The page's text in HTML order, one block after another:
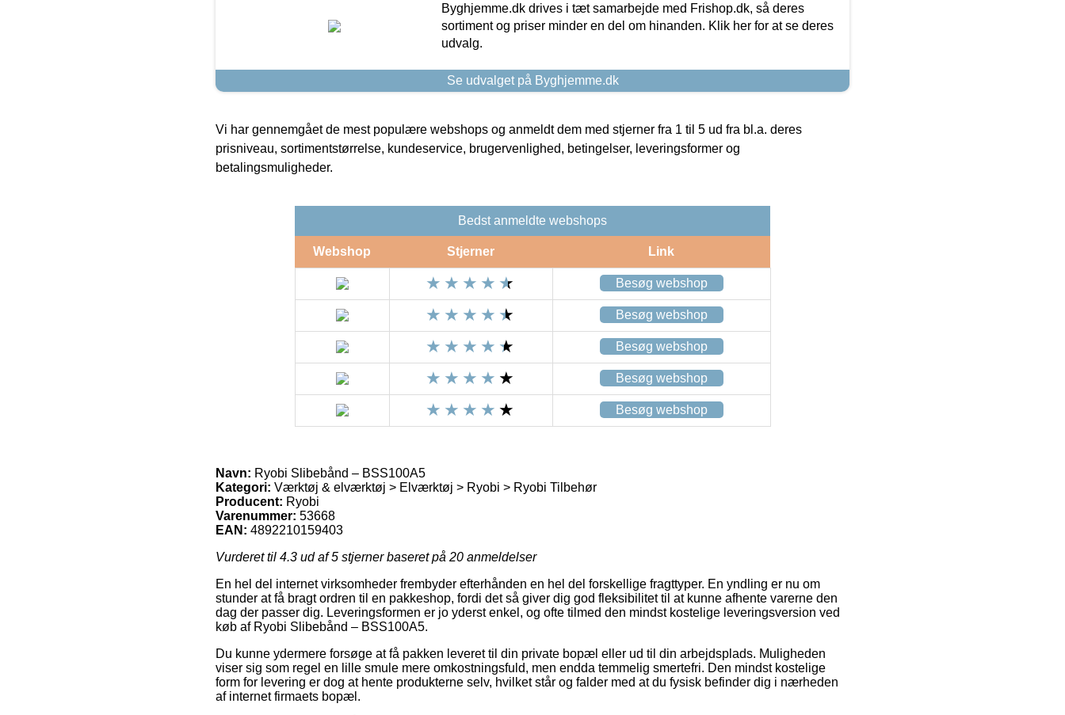
Byghjemme.dk drives i tæt samarbejde med Frishop.dk, så deres
sortiment og priser minder en del om hinanden. Klik her for at se deres
udvalg.
Se udvalget på Byghjemme.dk
Vi har gennemgået de mest populære webshops og anmeldt dem med stjerner fra 1 til 5 ud fra bl.a. deres
prisniveau, sortimentstørrelse, kundeservice, brugervenlighed, betingelser, leveringsformer og
betalingsmuligheder.
Bedst anmeldte webshops
Webshop Stjerner Link
Besøg webshop
Besøg webshop
Besøg webshop
Besøg webshop
Besøg webshop
Navn: Ryobi Slibebånd – BSS100A5
Kategori: Værktøj & elværktøj > Elværktøj > Ryobi > Ryobi Tilbehør
Producent: Ryobi
Varenummer: 53668
EAN: 4892210159403
Vurderet til 4.3 ud af 5 stjerner baseret på 20 anmeldelser
En hel del internet virksomheder frembyder efterhånden en hel del forskellige fragttyper. En yndling er nu om
stunder at få bragt ordren til en pakkeshop, fordi det så giver dig god fleksibilitet til at kunne afhente varerne den
dag der passer dig. Leveringsformen er jo yderst enkel, og ofte tilmed den mindst kostelige leveringsversion ved
køb af Ryobi Slibebånd – BSS100A5.
Du kunne ydermere forsøge at få pakken leveret til din private bopæl eller ud til din arbejdsplads. Muligheden
viser sig som regel en lille smule mere omkostningsfuld, men endda temmelig smertefri. Den mindst kostelige
form for levering er dog at hente produkterne selv, hvilket står og falder med at du fysisk befinder dig i nærheden
af internet firmaets bopæl.